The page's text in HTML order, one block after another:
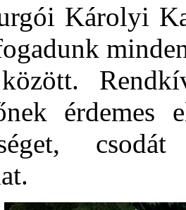
Károlyi
érdemes